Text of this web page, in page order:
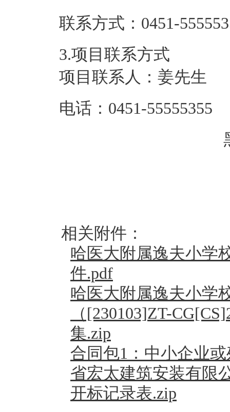
联系方式： 0451-
3.项目联系方式
项目联系人： 姜先生
电话： 0451-55555355
相关附件：
哈医大附属逸夫小学
件.pdf
哈医大附属逸夫小学
（[230103]ZT-
集.zip
合同包1：中小企业
省宏太建筑安装有限
开标记录表.zip